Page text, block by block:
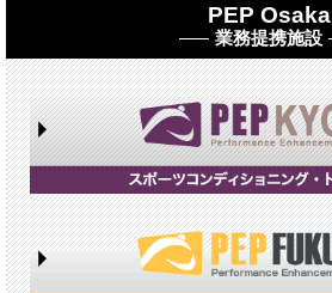
PEP Osaka
業務提携施設